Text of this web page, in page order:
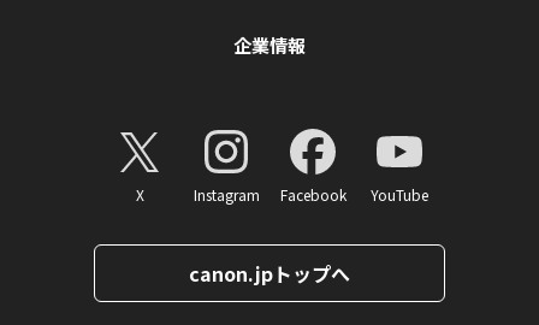
企業情報
X Instagram Facebook YouTube
canon.jpトップへ